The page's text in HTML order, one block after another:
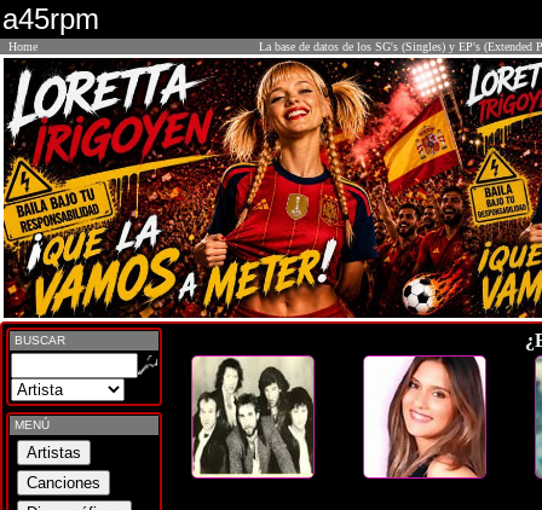
a45rpm
Home La base de datos de los SG's (Singles) y EP's (Extended
BUSCAR
MENÚ